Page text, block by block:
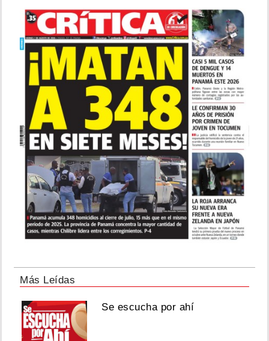
Más Leídas
Se escucha por ahí